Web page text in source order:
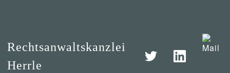
Rechtsanwaltskanzlei
Herrle